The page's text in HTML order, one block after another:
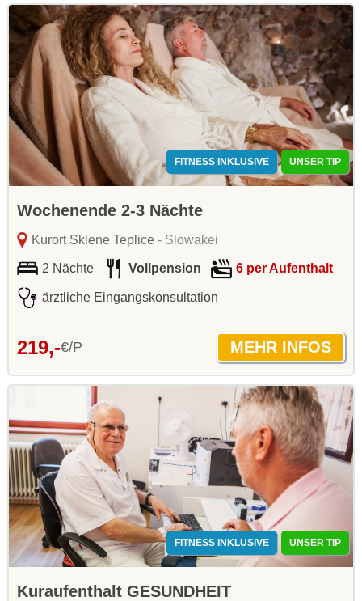
FITNESS INKLUSIVE UNSER TIP
Wochenende 2-3 Nächte
Kurort Sklene Teplice- Slowakei
2 Nächte Vollpension 6 per Aufenthalt
ärztliche Eingangskonsultation
219,-€/P
FITNESS INKLUSIVE UNSER TIP
Kuraufenthalt GESUNDHEIT